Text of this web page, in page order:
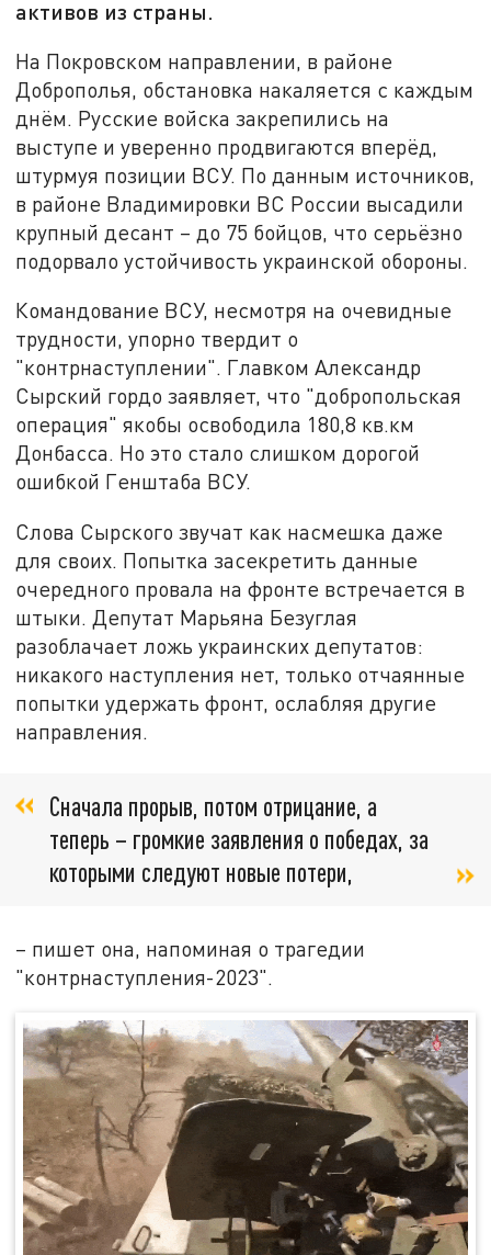
активов из страны.
На Покровском направлении, в районе
Доброполья, обстановка накаляется с каждым
днём. Русские войска закрепились на
выступе и уверенно продвигаются вперёд,
штурмуя позиции ВСУ. По данным источников,
в районе Владимировки ВС России высадили
крупный десант – до 75 бойцов, что серьёзно
подорвало устойчивость украинской обороны.
Командование ВСУ, несмотря на очевидные
трудности, упорно твердит о
"контрнаступлении". Главком Александр
Сырский гордо заявляет, что "добропольская
операция" якобы освободила 180,8 кв.км
Донбасса. Но это стало слишком дорогой
ошибкой Генштаба ВСУ.
Слова Сырского звучат как насмешка даже
для своих. Попытка засекретить данные
очередного провала на фронте встречается в
штыки. Депутат Марьяна Безуглая
разоблачает ложь украинских депутатов:
никакого наступления нет, только отчаянные
попытки удержать фронт, ослабляя другие
направления.
Сначала прорыв, потом отрицание, а
теперь – громкие заявления о победах, за
которыми следуют новые потери,
– пишет она, напоминая о трагедии
"контрнаступления-2023".